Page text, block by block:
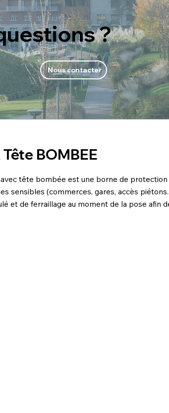
?
Nous contacter
BOMBEE
tête bombée est une borne de
sensibles (commerces, gares, accès
et de ferraillage au moment de la pose afin